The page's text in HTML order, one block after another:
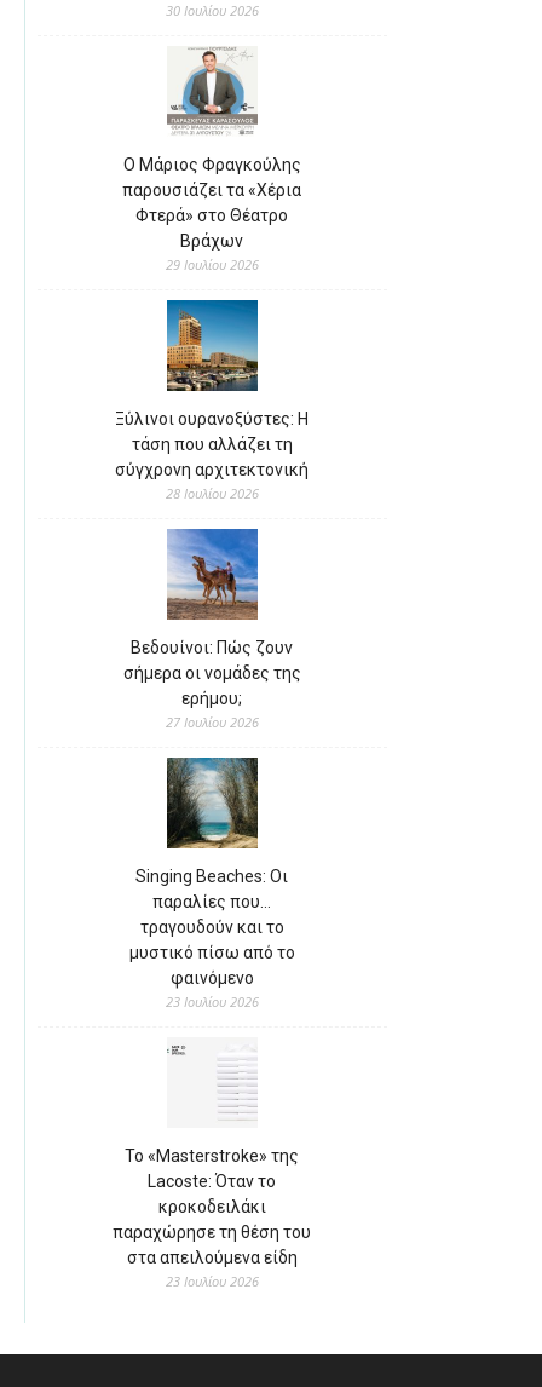
30 Ιουλίου 2026
Ο Μάριος Φραγκούλης
παρουσιάζει τα «Χέρια
Φτερά» στο Θέατρο
Βράχων
29 Ιουλίου 2026
Ξύλινοι ουρανοξύστες: Η
τάση που αλλάζει τη
σύγχρονη αρχιτεκτονική
28 Ιουλίου 2026
Βεδουίνοι: Πώς ζουν
σήμερα οι νομάδες της
ερήμου;
27 Ιουλίου 2026
Singing Beaches: Οι
παραλίες που…
τραγουδούν και το
μυστικό πίσω από το
φαινόμενο
23 Ιουλίου 2026
Το «Masterstroke» της
Lacoste: Όταν το
κροκοδειλάκι
παραχώρησε τη θέση του
στα απειλούμενα είδη
23 Ιουλίου 2026